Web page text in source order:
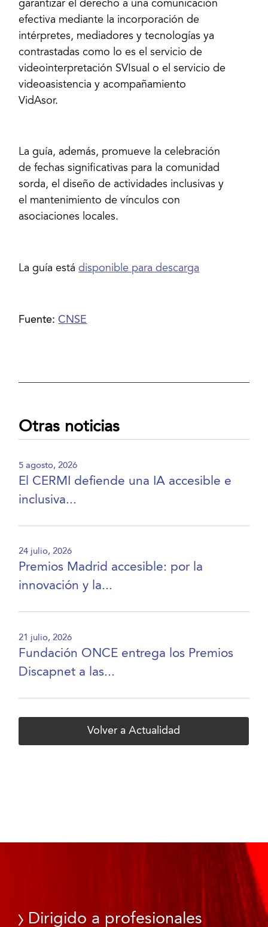
garantizar el derecho a una comunicación
efectiva mediante la incorporación de
intérpretes, mediadores y tecnologías ya
contrastadas como lo es el servicio de
videointerpretación SVIsual o el servicio de
videoasistencia y acompañamiento
VidAsor.
La guía, además, promueve la celebración
de fechas significativas para la comunidad
sorda, el diseño de actividades inclusivas y
el mantenimiento de vínculos con
asociaciones locales.
La guía estádisponible para descarga
Fuente:CNSE
Otras noticias
5 agosto, 2026
El CERMI defiende una IA accesible e
inclusiva...
24 julio, 2026
Premios Madrid accesible: por la
innovación y la...
21 julio, 2026
Fundación ONCE entrega los Premios
Discapnet a las...
Volver a Actualidad
Dirigido a profesionales